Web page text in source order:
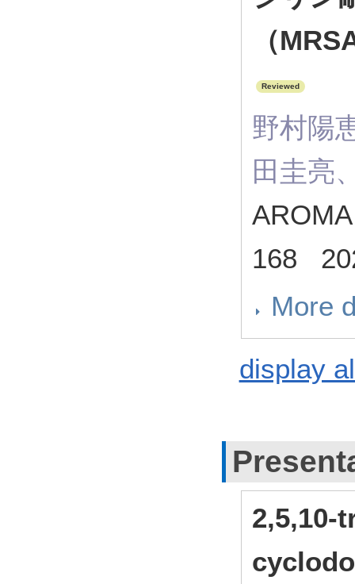
（
Reviewed
野村陽
田圭亮
168
More
display
2,5,10-